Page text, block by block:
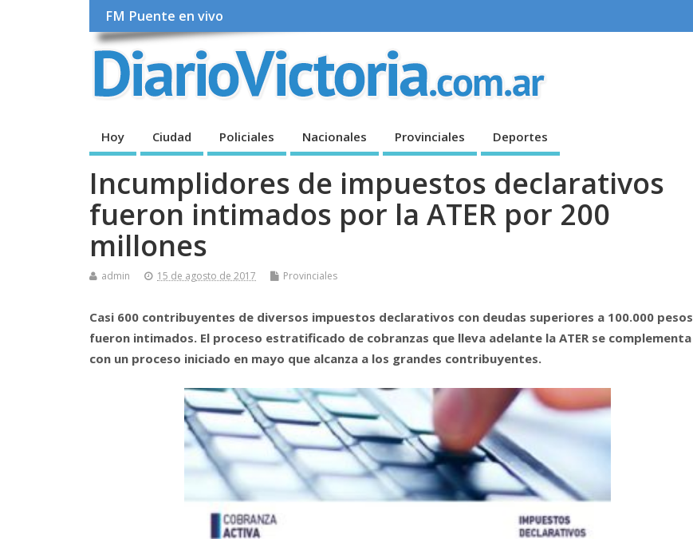
FM Puente en vivo
Hoy Ciudad Policiales Nacionales Provinciales Deportes
Incumplidores de impuestos declarativos
fueron intimados por la ATER por 200
millones
admin 15 de agosto de 2017 Provinciales
Casi 600 contribuyentes de diversos impuestos declarativos con deudas superiores a 100.000 pesos
fueron intimados. El proceso estratificado de cobranzas que lleva adelante la ATER se complementa
con un proceso iniciado en mayo que alcanza a los grandes contribuyentes.